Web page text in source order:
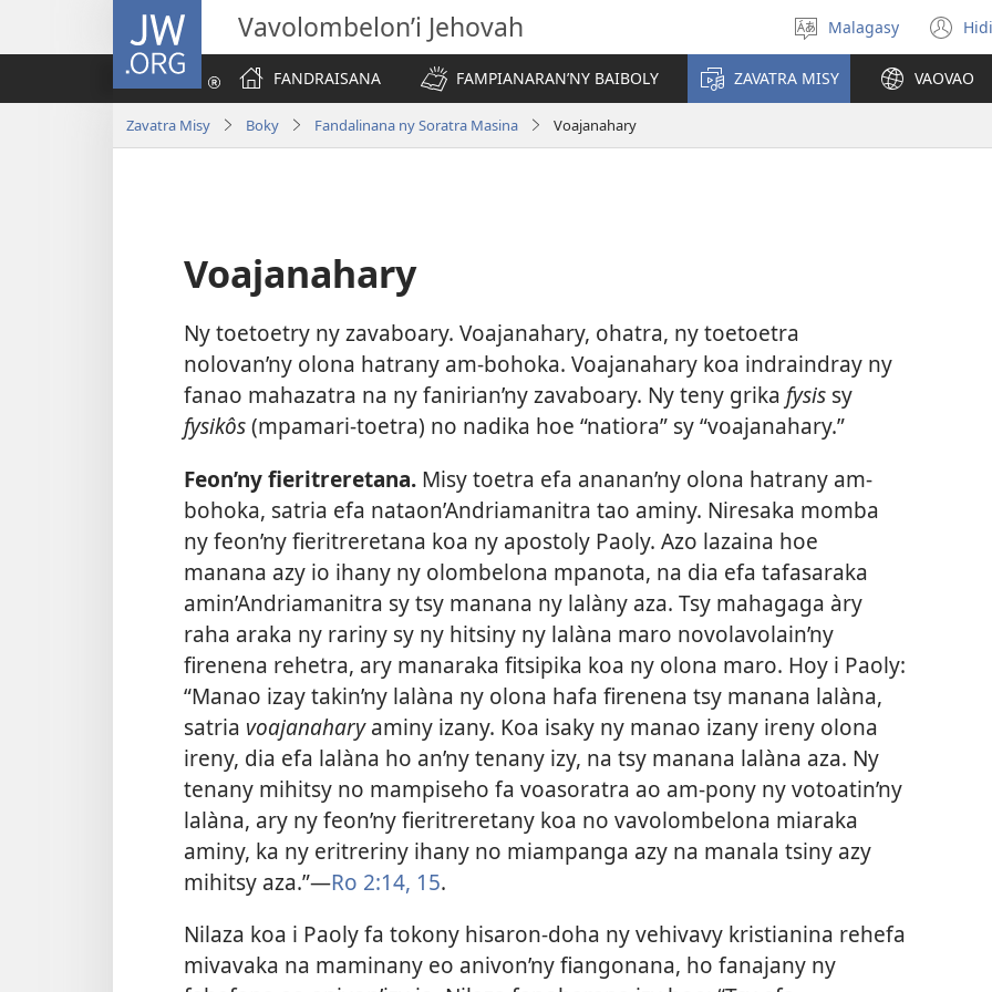
JW.ORG Vavolombelon’i Jehovah
Hifidy
fiteny
Malagasy
FANDRAISANA
FAMPIANARAN’NY BAIBOLY ZAVATRA MISY VAOVAO
Zavatra Misy Boky Fandalinana ny Soratra Masina Voajanahary
Voajanahary
Ny toetoetry ny zavaboary. Voajanahary, ohatra, ny toetoetra
nolovan’ny olona hatrany am-bohoka. Voajanahary koa indraindray ny
fanao mahazatra na ny fanirian’ny zavaboary. Ny teny grika fysis sy
fysikôs(mpamari-toetra) no nadika hoe “natiora” sy “voajanahary.”
Feon’ny fieritreretana. Misy toetra efa ananan’ny olona hatrany am-
bohoka, satria efa nataon’Andriamanitra tao aminy. Niresaka momba
ny feon’ny fieritreretana koa ny apostoly Paoly. Azo lazaina hoe
manana azy io ihany ny olombelona mpanota, na dia efa tafasaraka
amin’Andriamanitra sy tsy manana ny lalàny aza. Tsy mahagaga àry
raha araka ny rariny sy ny hitsiny ny lalàna maro novolavolain’ny
firenena rehetra, ary manaraka fitsipika koa ny olona maro. Hoy i Paoly:
“Manao izay takin’ny lalàna ny olona hafa firenena tsy manana lalàna,
satria voajanaharyaminy izany. Koa isaky ny manao izany ireny olona
ireny, dia efa lalàna ho an’ny tenany izy, na tsy manana lalàna aza. Ny
tenany mihitsy no mampiseho fa voasoratra ao am-pony ny votoatin’ny
lalàna, ary ny feon’ny fieritreretany koa no vavolombelona miaraka
aminy, ka ny eritreriny ihany no miampanga azy na manala tsiny azy
mihitsy aza.”​—Ro 2:14, 15.
Nilaza koa i Paoly fa tokony hisaron-doha ny vehivavy kristianina rehefa
mivavaka na maminany eo anivon’ny fiangonana, ho fanajany ny